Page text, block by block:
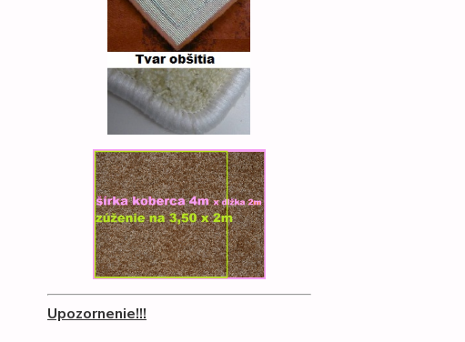
Upozornenie!!!